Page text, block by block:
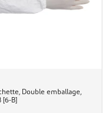
Double emballage,
[6-B]